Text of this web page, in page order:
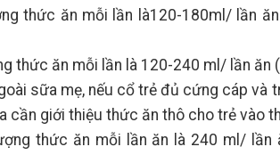
thức ăn mỗi lần là120-180ml/ lần
thức ăn mỗi lần là 120-240 ml/ lần ăn
sữa mẹ, nếu cổ trẻ đủ cứng cáp và
cần giới thiệu thức ăn thô cho trẻ vào
thức ăn mỗi lần ăn là 240 ml/ lần